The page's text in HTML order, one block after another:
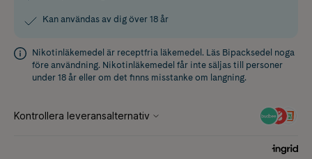
Kan användas av dig över 18 år
Nikotinläkemedel är receptfria läkemedel. Läs Bipacksedel noga
före användning. Nikotinläkemedel får inte säljas till personer
under 18 år eller om det finns misstanke om langning.